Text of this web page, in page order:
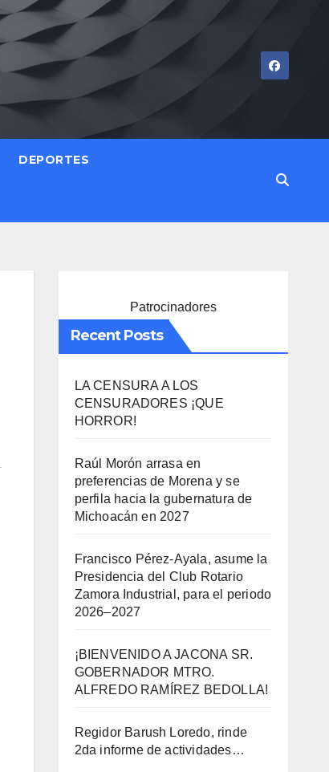
DEPORTES
Patrocinadores
Recent Posts
LA CENSURA A LOS
CENSURADORES ¡QUE
HORROR!
Raúl Morón arrasa en
preferencias de Morena y se
perfila hacia la gubernatura de
Michoacán en 2027
Francisco Pérez-Ayala, asume la
Presidencia del Club Rotario
Zamora Industrial, para el periodo
2026–2027
¡BIENVENIDO A JACONA SR.
GOBERNADOR MTRO.
ALFREDO RAMÍREZ BEDOLLA!
Regidor Barush Loredo, rinde
2da informe de actividades…